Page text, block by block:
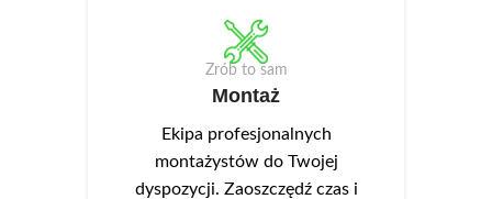
Zrób to sam
Montaż
Ekipa profesjonalnych
montażystów do Twojej
dyspozycji. Zaoszczędź czas i